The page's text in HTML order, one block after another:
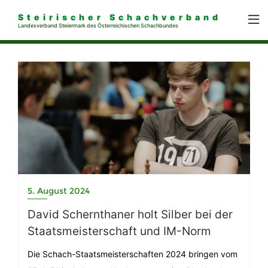
Steirischer Schachverband
Landesverband Steiermark des Österreichischen Schachbundes
5. August 2024
David Schernthaner holt Silber bei der
Staatsmeisterschaft und IM-Norm
Die Schach-Staatsmeisterschaften 2024 bringen vom